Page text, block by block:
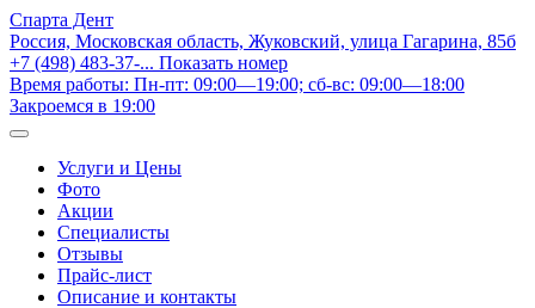
Спарта Дент
Россия, Московская область, Жуковский, улица Гагарина, 85б
+7 (498) 483-37-... Показать номер
Время работы: Пн-пт: 09:00—19:00; сб-вс: 09:00—18:00
Закроемся в 19:00
Услуги и Цены
Фото
Акции
Специалисты
Отзывы
Прайс-лист
Описание и контакты